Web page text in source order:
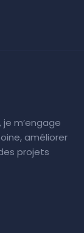
m’engage
améliorer
projets